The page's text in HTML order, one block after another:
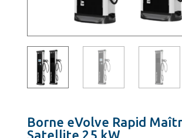
Borne eVolve Rapid
Satellite 25 kW